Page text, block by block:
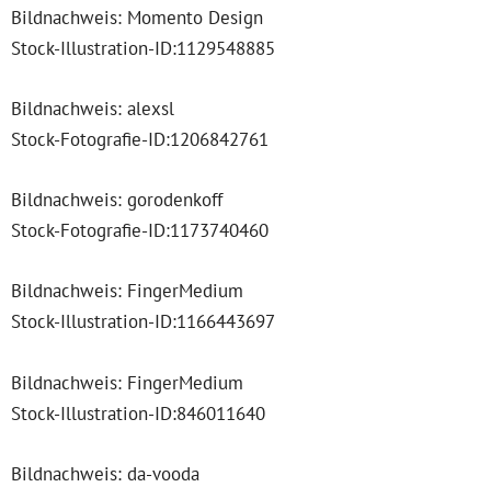
Bildnachweis: Momento Design
Stock-Illustration-ID:1129548885
Bildnachweis: alexsl
Stock-Fotografie-ID:1206842761
Bildnachweis: gorodenkoff
Stock-Fotografie-ID:1173740460
Bildnachweis: FingerMedium
Stock-Illustration-ID:1166443697
Bildnachweis: FingerMedium
Stock-Illustration-ID:846011640
Bildnachweis: da-vooda